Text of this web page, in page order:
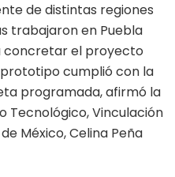
de distintas regiones
trabajaron en Puebla
concretar el proyecto
cumplió con la
programada, afirmó la
Tecnológico, Vinculación
México, Celina Peña